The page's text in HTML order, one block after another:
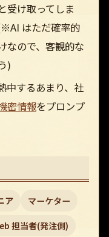
受け取ってしま
はただ確率的
なので、客観的な
)
中するあまり、社
密情報をプロンプ
ア マーケター
担当者(発注側)